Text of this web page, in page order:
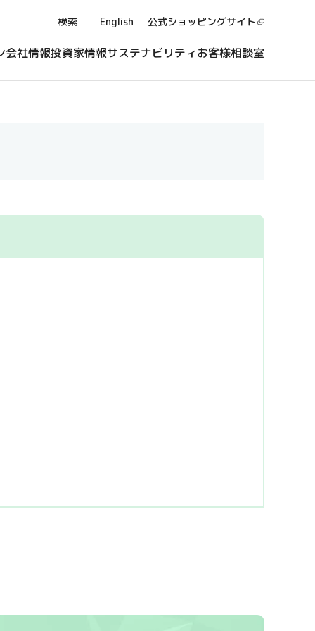
検索 English 公式ショッピングサイト
会社情報投資家情報サステナビリティお客様相談室